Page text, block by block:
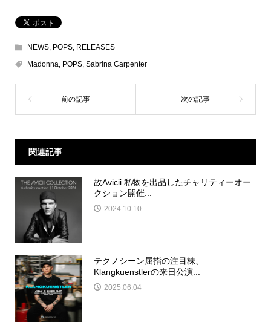
NEWS, POPS, RELEASES
Madonna POPS, Sabrina Carpenter
関連記事
故Avicii 私物を出品したチャリティーオー
クション開催...
2024.10.10
テクノシーン屈指の注目株、
Klangkuenstlerの来日公演...
2025.06.04